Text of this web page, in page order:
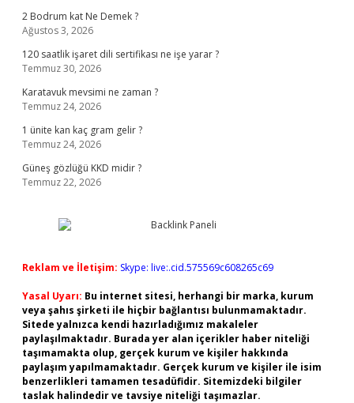
2 Bodrum kat Ne Demek ?
Ağustos 3, 2026
120 saatlik işaret dili sertifikası ne işe yarar ?
Temmuz 30, 2026
Karatavuk mevsimi ne zaman ?
Temmuz 24, 2026
1 ünite kan kaç gram gelir ?
Temmuz 24, 2026
Güneş gözlüğü KKD midir ?
Temmuz 22, 2026
Reklam ve İletişim: Skype: live:.cid.575569c608265c69
Yasal Uyarı: Bu internet sitesi, herhangi bir marka, kurum
veya şahıs şirketi ile hiçbir bağlantısı bulunmamaktadır.
Sitede yalnızca kendi hazırladığımız makaleler
paylaşılmaktadır. Burada yer alan içerikler haber niteliği
taşımamakta olup, gerçek kurum ve kişiler hakkında
paylaşım yapılmamaktadır. Gerçek kurum ve kişiler ile isim
benzerlikleri tamamen tesadüfidir. Sitemizdeki bilgiler
taslak halindedir ve tavsiye niteliği taşımazlar.